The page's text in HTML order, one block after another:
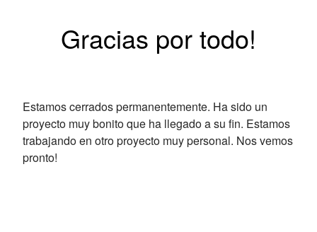
Gracias por todo!
Estamos cerrados permanentemente. Ha sido un
proyecto muy bonito que ha llegado a su fin. Estamos
trabajando en otro proyecto muy personal. Nos vemos
pronto!